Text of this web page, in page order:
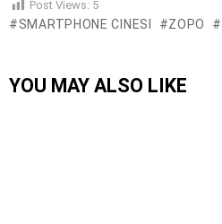
Post Views: 5
SMARTPHONE CINESI ZOPO
YOU MAY ALSO LIKE